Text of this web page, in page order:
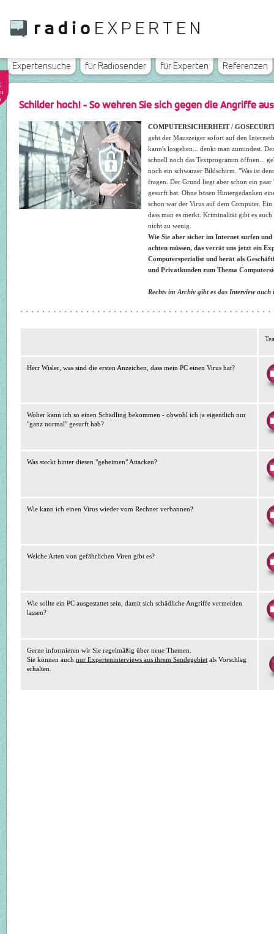
Expertensuche für Radiosender für Experten Referenzen
Schilder hoch! - So wehren Sie sich gegen die Angriffe
COMPUTERSICHERHEIT /
geht der Mauszeiger sofort auf den
kann's losgehen... denkt man zumindest.
schnell noch das Textprogramm öffnen...
noch ein schwarzer Bildschirm. "Was ist
fragen. Der Grund liegt aber schon ein
gesurft hat. Ohne bösen Hintergedanken
schon war der Virus auf dem Computer.
dass man es merkt. Kriminalität gibt es
nicht zu wenig.
Wie Sie aber sicher im Internet surfen
achten müssen, das verrät uns jetzt ein
Computerspezialist und berät als
und Privatkunden zum Thema
Rechts im Archiv gibt es das Interview auch
Herr Wisler, was sind die ersten Anzeichen, dass mein PC einen Virus hat?
Woher kann ich so einen Schädling bekommen - obwohl ich ja eigentlich nur
"ganz normal" gesurft hab?
Was steckt hinter diesen "geheimen" Attacken?
Wie kann ich einen Virus wieder vom Rechner verbannen?
Welche Arten von gefährlichen Viren gibt es?
Wie sollte ein PC ausgestattet sein, damit sich schädliche Angriffe vermeiden
lassen?
Gerne informieren wir Sie regelmäßig über neue Themen.
Sie können auch nur Experteninterviews aus ihrem Sendegebiet als Vorschlag
erhalten.